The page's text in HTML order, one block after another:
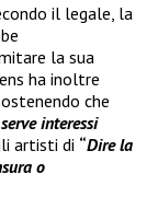
il legale, la
la sua
ha inoltre
che
interessi
artisti di “Dire la
o